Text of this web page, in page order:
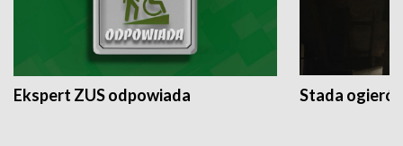
Ekspert ZUS odpowiada Stada